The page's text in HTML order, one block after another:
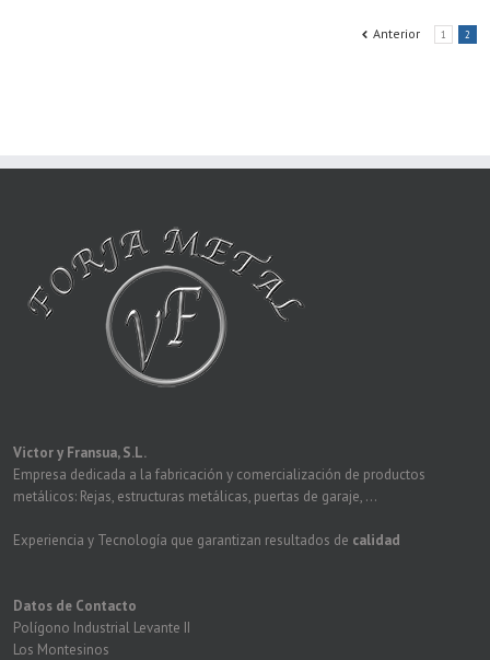
Anterior 1 2
Victor y Fransua, S.L.
Empresa dedicada a la fabricación y comercialización de productos
metálicos: Rejas, estructuras metálicas, puertas de garaje, ...
Experiencia y Tecnología que garantizan resultados de calidad
Datos de Contacto
Polígono Industrial Levante II
Los Montesinos